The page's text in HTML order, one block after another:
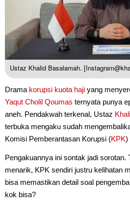
Ustaz Khalid Basalamah.
Drama korupsi kuota haji yang
Yaqut Cholil Qoumas ternyata punya
aneh. Pendakwah terkenal, Ustaz
terbuka mengaku sudah
Komisi Pemberantasan Korupsi (KPK)
Pengakuannya ini sontak jadi sorotan.
menarik, KPK sendiri justru kelihatan
bisa memastikan detail soal
kok bisa?